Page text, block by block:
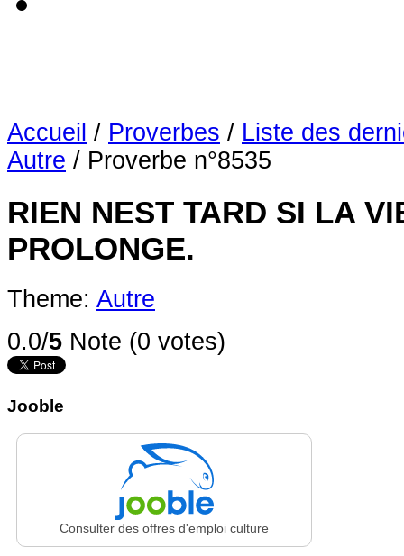
Accueil / Proverbes / Liste des
Autre / Proverbe n°8535
RIEN NEST TARD SI LA
PROLONGE.
Theme: Autre
0.0/5 Note (0 votes)
Jooble
Consulter des offres d'emploi culture